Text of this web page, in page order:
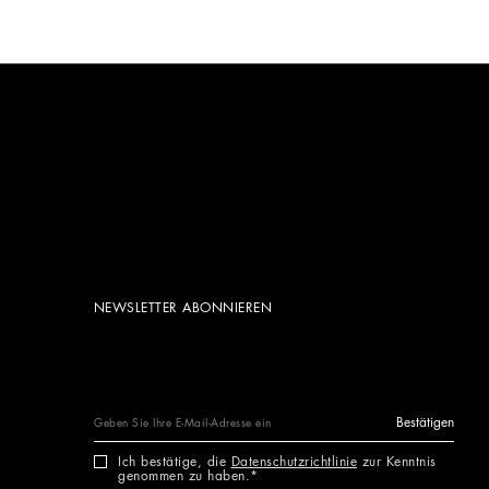
NEWSLETTER ABONNIEREN
Bestätigen
Ich bestätige, die Datenschutzrichtlinie zur Kenntnis
genommen zu haben.